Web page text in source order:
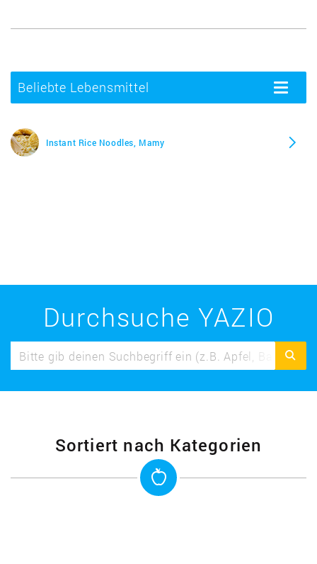
Beliebte Lebensmittel
Toggle
Instant Rice Noodles, Mamy
Durchsuche YAZIO
Sortiert nach Kategorien